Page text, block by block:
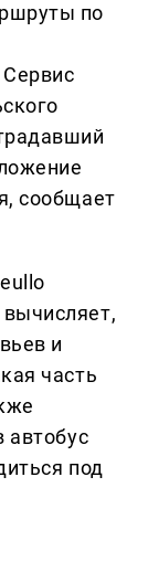
по
сообщает
и
часть
автобус
под